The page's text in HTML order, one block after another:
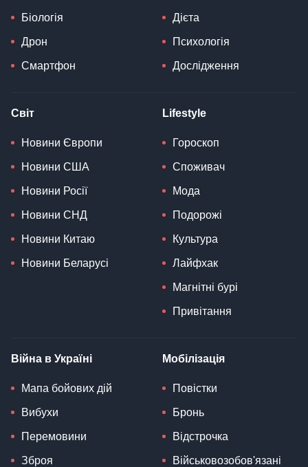
Біологія
Дрон
Смартфон
Дієта
Психологія
Дослідження
Світ
Новини Європи
Новини США
Новини Росії
Новини СНД
Новини Китаю
Новини Беларусі
Lifestyle
Гороскоп
Споживач
Мода
Подорожі
Культура
Лайфхак
Магнітні бурі
Привітання
Війна в Україні
Мапа бойових дій
Вибухи
Перемовини
Зброя
Мобілізація
Повістки
Бронь
Відстрочка
Військовозобов'язані